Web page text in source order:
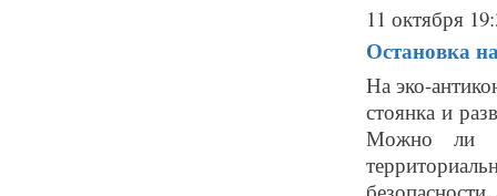
11 октября
Остановка
На эко-
стоянка и
Можно ли